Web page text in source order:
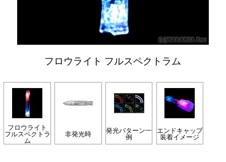
フロウライト フルスペクトラム
フロウライト
フルスペクトラ
ム
非発光時 発光パターン一
例
エンドキャップ
装着イメージ